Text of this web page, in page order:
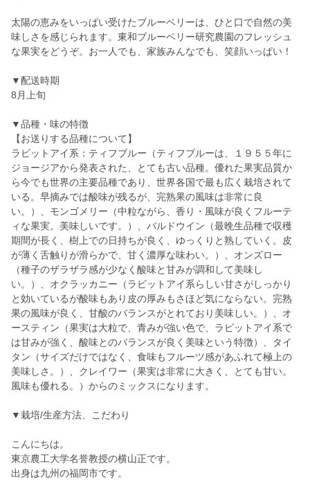
太陽の恵みをいっぱい受けたブルーベリーは、ひと口で自然の美
味しさを感じられます。東和ブルーベリー研究農園のフレッシュ
な果実をどうぞ。お一人でも、家族みんなでも、笑顔いっぱい！
▼配送時期
8月上旬
▼品種・味の特徴
【お送りする品種について】
ラビットアイ系：ティフブルー（ティフブルーは、１９５５年に
ジョージアから発表された、とても古い品種。優れた果実品質か
ら今でも世界の主要品種であり、世界各国で最も広く栽培されて
いる。早摘みでは酸味が残るが、完熟果の風味は非常に良
い。）、モンゴメリー（中粒ながら、香り・風味が良くフルーテ
ィな果実。美味しいです。）、バルドウイン（最晩生品種で収穫
期間が長く、樹上での日持ちが良く、ゆっくりと熟していく。皮
が薄く舌触りが滑らかで、甘く濃厚な味わい。）、オンズロー
（種子のザラザラ感が少なく酸味と甘みが調和して美味し
い。）、オクラッカニー（ラビットアイ系らしい甘さがしっかり
と効いているが酸味もあり皮の厚みもさほど気にならない。完熟
果の風味が良く、甘酸のバランスがとれており美味しい。）、オ
ースティン（果実は大粒で、青みが強い色で、ラビットアイ系で
は甘みが強く、酸味とのバランスが良く美味という特徴）、タイ
タン（サイズだけではなく、食味もフルーツ感があふれて極上の
美味しさ。）、クレイワー（果実は非常に大きく、とても甘い。
風味も優れる。）からのミックスになります。
▼栽培/生産方法、こだわり
こんにちは。
東京農工大学名誉教授の横山正です。
出身は九州の福岡市です。